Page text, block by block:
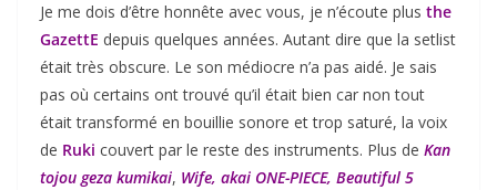
Je me dois d’être honnête avec vous, je n’écoute plus the
GazettE depuis quelques années. Autant dire que la setlist
était très obscure. Le son médiocre n’a pas aidé. Je sais
pas où certains ont trouvé qu’il était bien car non tout
était transformé en bouillie sonore et trop saturé, la voix
de Ruki couvert par le reste des instruments. Plus de Kan
tojou geza kumikai, Wife, akai ONE-PIECE, Beautiful 5